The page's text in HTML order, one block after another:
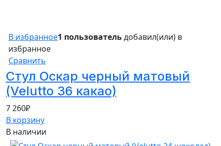
В избранное1 пользовательдобавил(или) в
избранное
Сравнить
Стул Оскар черный матовый
(Velutto 36 какао)
7 260₽
В корзину
В наличии